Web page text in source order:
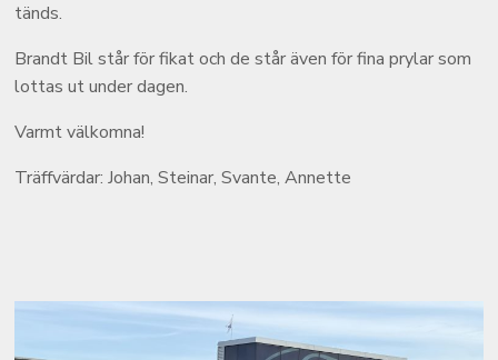
tänds.
Brandt Bil står för fikat och de står även för fina prylar som
lottas ut under dagen.
Varmt välkomna!
Träffvärdar: Johan, Steinar, Svante, Annette